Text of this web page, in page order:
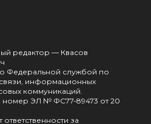
редактор — Квасов
Федеральной службой по
информационных
коммуникаций.
номер ЭЛ № ФС77-89473 от 20
за